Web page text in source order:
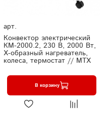
арт.
Конвектор электрический
КМ-2000.2, 230 В, 2000 Вт,
X-образный нагреватель,
колеса, термостат // MTX
В корзину